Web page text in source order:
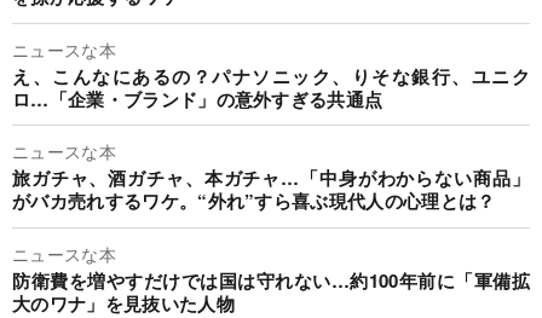
ニュースな本
え、こんなにあるの？パナソニック、りそな銀行、ユニク
ロ…「企業・ブランド」の意外すぎる共通点
ニュースな本
旅ガチャ、酒ガチャ、本ガチャ…「中身がわからない商品」
がバカ売れするワケ。“外れ”すら喜ぶ現代人の心理とは？
ニュースな本
防衛費を増やすだけでは国は守れない…約100年前に「軍備拡
大のワナ」を見抜いた人物